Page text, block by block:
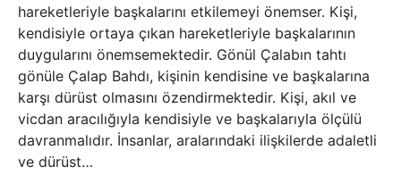
hareketleriyle başkalarını etkilemeyi önemser. Kişi,
kendisiyle ortaya çıkan hareketleriyle başkalarının
duygularını önemsemektedir. Gönül Çalabın tahtı
gönüle Çalap Bahdı, kişinin kendisine ve başkalarına
karşı dürüst olmasını özendirmektedir. Kişi, akıl ve
vicdan aracılığıyla kendisiyle ve başkalarıyla ölçülü
davranmalıdır. İnsanlar, aralarındaki ilişkilerde adaletli
ve dürüst…